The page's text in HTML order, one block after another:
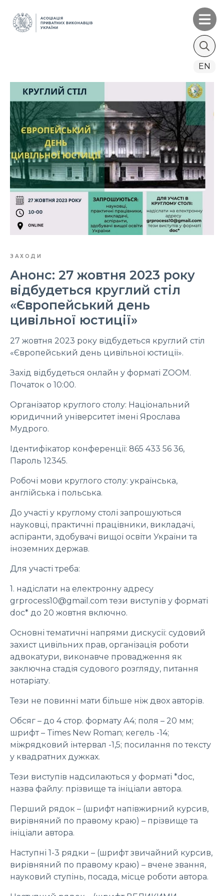
Search
EN
ЗАХОДИ
Анонс: 27 жовтня 2023 року
відбудеться круглий стіл
«Європейський день
цивільної юстиції»
27 жовтня 2023 року відбудеться круглий стіл
«Європейський день цивільної юстиції».
Захід відбудеться онлайн у форматі ZOOM.
Початок о 10:00.
Організатор круглого столу: Національний
юридичний університет імені Ярослава
Мудрого.
Ідентифікатор конференції: 865 433 56 36,
Пароль 12345.
Робочі мови круглого столу: українська,
англійська і польська.
До участі у круглому столі запрошуються
науковці, практичні працівники, викладачі,
аспіранти, здобувачі вищої освіти України та
іноземних держав.
Для участі треба:
1. надіслати на електронну адресу
grprocess10@gmail.com тези виступів у форматі
doc* до 20 жовтня включно.
Основні тематичні напрями дискусії: судовий
захист цивільних прав, організація роботи
адвокатури, виконавче провадження як
заключна стадія судового розгляду, питання
нотаріату.
Тези не повинні мати більше ніж двох авторів.
Обсяг – до 4 стор. формату А4; поля – 20 мм;
шрифт – Times New Roman; кегель -14;
міжрядковий інтервал -1,5; посилання по тексту
у квадратних дужках.
Тези виступів надсилаються у форматі *doc,
назва файлу: прізвище та ініціали автора.
Перший рядок – (шрифт напівжирний курсив,
вирівняний по правому краю) – прізвище та
ініціали автора.
Наступні 1-3 рядки – (шрифт звичайний курсив,
вирівняний по правому краю) – вчене звання,
науковий ступінь, посада, місце роботи автора.